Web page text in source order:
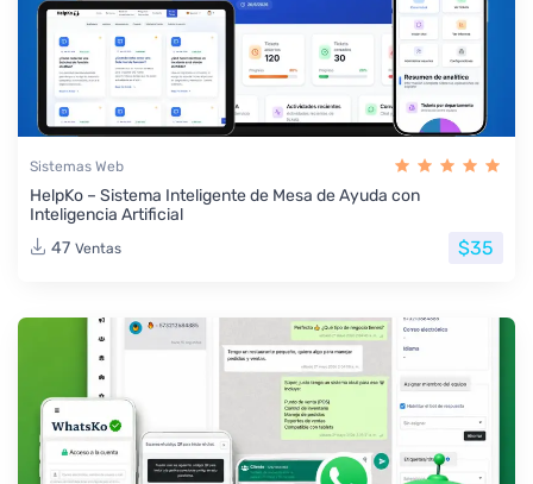
Sistemas Web
HelpKo – Sistema Inteligente de Mesa de Ayuda con
Inteligencia Artificial
47 Ventas $35